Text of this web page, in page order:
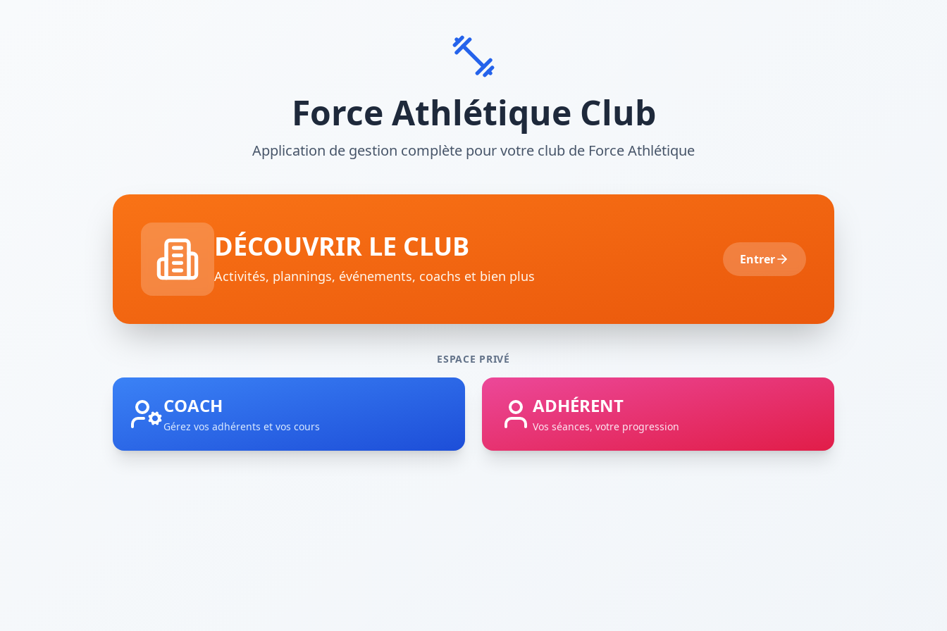
Force Athlétique Club
Application de gestion complète pour votre club de Force Athlétique
DÉCOUVRIR LE CLUB
Activités, plannings, événements, coachs et bien plus
Entrer
ESPACE PRIVÉ
COACH
Gérez vos adhérents et vos cours
ADHÉRENT
Vos séances, votre progression